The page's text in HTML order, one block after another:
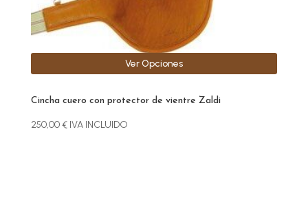
Cincha cuero con protector de vientre Zaldi
250,00€ IVA INCLUIDO
Ver Opciones
opciones
se
pueden
elegir
página